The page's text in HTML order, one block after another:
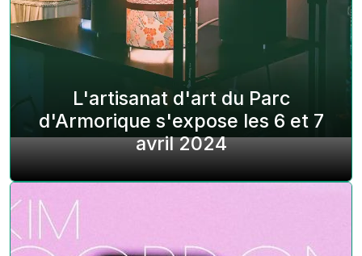
L'artisanat d'art du Parc
d'Armorique s'expose les 6 et 7
avril 2024